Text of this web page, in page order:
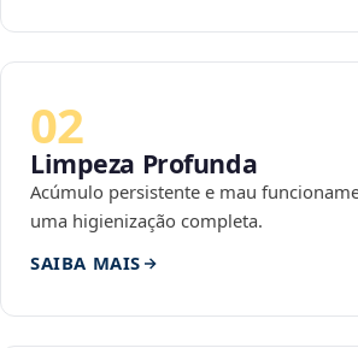
02
Limpeza Profunda
Acúmulo persistente e mau
uma higienização completa.
SAIBA MAIS